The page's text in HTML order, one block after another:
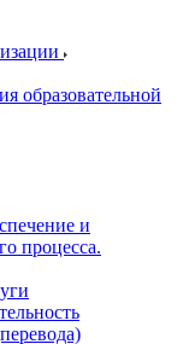
образовательной
и
процесса.